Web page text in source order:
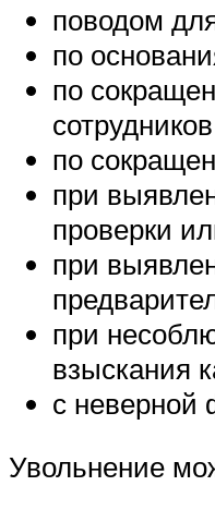
поводом
по
по
по
при
проверки
при
при
взыскания
с неверной
Увольнение